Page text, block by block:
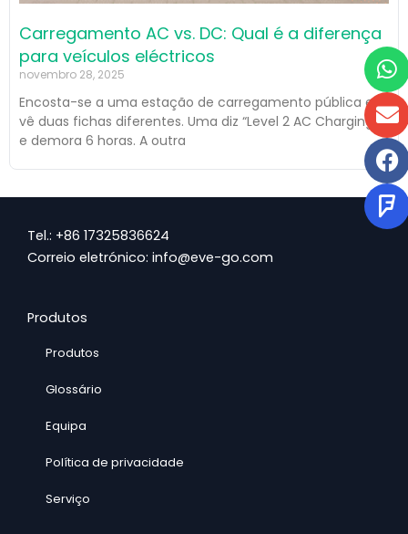
Carregamento AC vs. DC: Qual é a diferença
para veículos eléctricos
novembro 28, 2025
Encosta-se a uma estação de carregamento pública e
vê duas fichas diferentes. Uma diz “Level 2 AC Charging”
e demora 6 horas. A outra
Tel.: +86 17325836624
Correio eletrónico: info@eve-go.com
Produtos
Produtos
Glossário
Equipa
Política de privacidade
Serviço